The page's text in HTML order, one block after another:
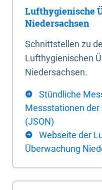
Lufthygienische
Niedersachsen
Schnittstellen zu
Lufthygienischen
Niedersachsen.
Stündliche
Messstationen der
(JSON)
Webseite der
Überwachung